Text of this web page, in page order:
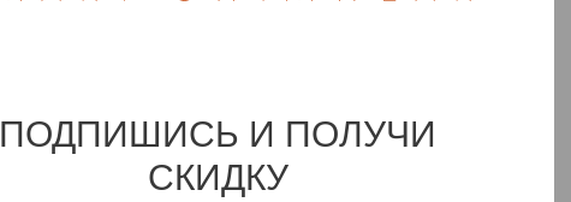
ПОДПИШИСЬ И ПОЛУЧИ
СКИДКУ